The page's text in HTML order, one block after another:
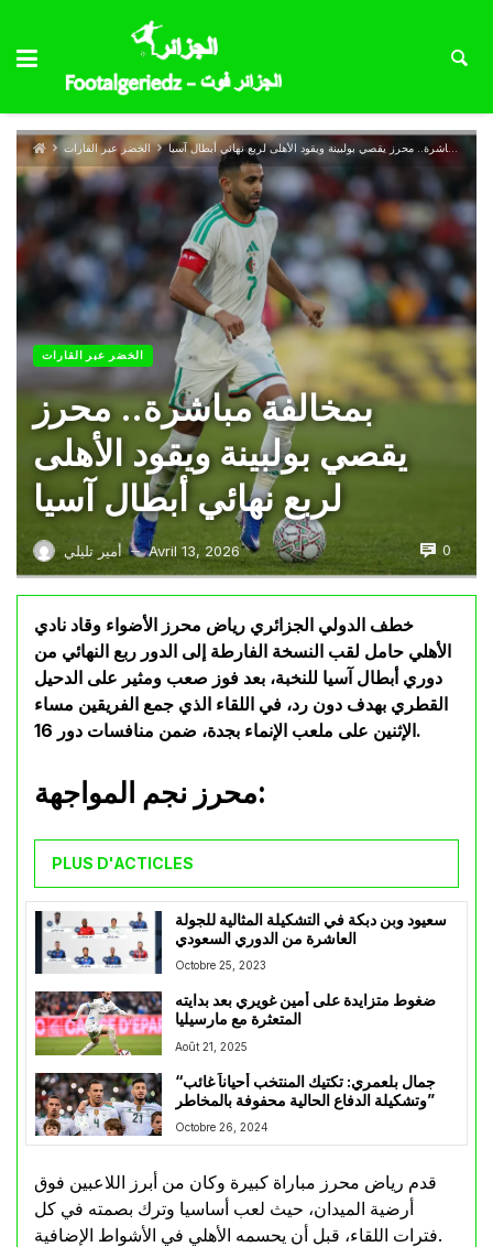
الخضر عبر القارات بمخالفة مباشرة.. محرز يقصي بولبينة ويقود الأهلى لربع نهائي أبطال آسيا
الخضر عبر القارات
بمخالفة مباشرة.. محرز
يقصي بولبينة ويقود الأهلى
لربع نهائي أبطال آسيا
أمير تليلي — Avril 13, 2026 0
خطف الدولي الجزائري رياض محرز الأضواء وقاد نادي
الأهلي حامل لقب النسخة الفارطة إلى الدور ربع النهائي من
دوري أبطال آسيا للنخبة، بعد فوز صعب ومثير على الدحيل
القطري بهدف دون رد، في اللقاء الذي جمع الفريقين مساء
الإثنين على ملعب الإنماء بجدة، ضمن منافسات دور 16.
محرز نجم المواجهة:
PLUS D'ACTICLES
سعيود وبن دبكة في التشكيلة المثالية للجولة
Octobre 25, 2023
ضغوط متزايدة على أمين غويري بعد بدايته
المتعثرة مع مارسيليا
Août 21, 2025
“جمال بلعمري: تكتيك المنتخب أحياناً غائب
وتشكيلة الدفاع الحالية محفوفة بالمخاطر”
Octobre 26, 2024
قدم رياض محرز مباراة كبيرة وكان من أبرز اللاعبين فوق
أرضية الميدان، حيث لعب أساسيا وترك بصمته في كل
فترات اللقاء، قبل أن يحسمه الأهلي في الأشواط الإضافية.